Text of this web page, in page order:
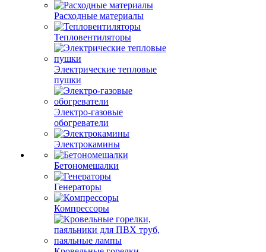
Расходные материалы
Тепловентиляторы
Электрические тепловые
пушки
Электро-газовые
обогреватели
Электрокамины
Бетономешалки
Генераторы
Компрессоры